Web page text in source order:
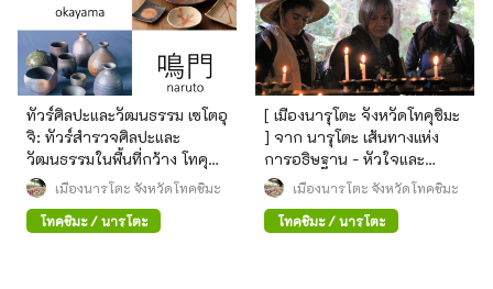
ทัวร์ศิลปะและวัฒนธรรม เซโตอุ
จิ: ทัวร์สำรวจศิลปะและ
วัฒนธรรมในพื้นที่กว้าง โทคุชิ
มะ นารุโตะ และ โอคายาม่า
เมืองนารุโตะ จังหวัดโทคุชิมะ
โทคุชิมะ / นารุโตะ
[ เมืองนารุโตะ จังหวัดโทคุชิมะ
] จาก นารุโตะ เส้นทางแห่ง
การอธิษฐาน - หัวใจและ
ทิวทัศน์ที่เชื่อมโยงกันด้วยการ
แสวงบุญชิโกกุ -
เมืองนารุโตะ จังหวัดโทคุชิมะ
โทคุชิมะ / นารุโตะ